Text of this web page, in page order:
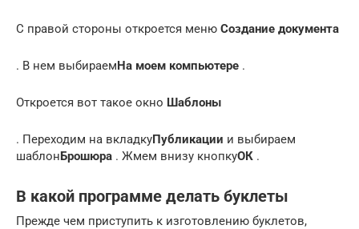
С правой стороны откроется меню Создание документа
. В нем выбираемНа моем компьютере .
Откроется вот такое окно Шаблоны
. Переходим на вкладкуПубликации и выбираем
шаблонБрошюра . Жмем внизу кнопкуОК .
В какой программе делать буклеты
Прежде чем приступить к изготовлению буклетов,